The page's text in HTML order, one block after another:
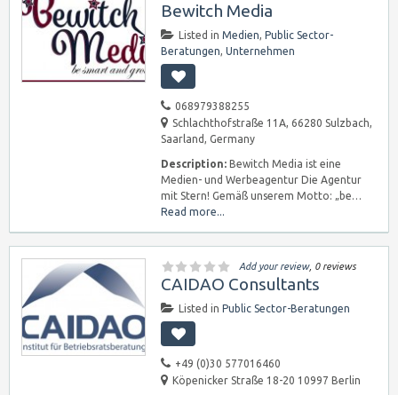
Bewitch Media
Listed in Medien, Public Sector-
Beratungen, Unternehmen
068979388255
Schlachthofstraße 11A, 66280 Sulzbach,
Saarland, Germany
Description: Bewitch Media ist eine
Medien- und Werbeagentur Die Agentur
mit Stern! Gemäß unserem Motto: „be…
Read more...
Add your review, 0 reviews
CAIDAO Consultants
Listed in Public Sector-Beratungen
+49 (0)30 577016460
Köpenicker Straße 18-20 10997 Berlin